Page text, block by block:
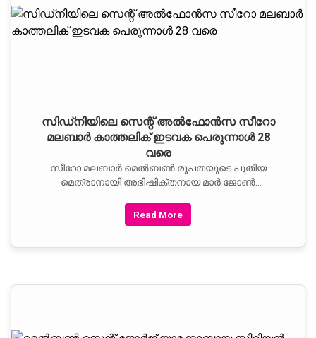
സിഡ്‌നിയിലെ സെന്റ് അല്‍ഫോന്‍സ സീറോ
മലബാര്‍ കാത്തലിക് ഇടവക പെരുന്നാള്‍ 28
വരെ
സീറോ മലബാര്‍ മെല്‍ബണ്‍ രൂപതയുടെ പുതിയ
മെത്രാനായി അഭിഷിക്തനായ മാര്‍ ജോണ്‍
Read More